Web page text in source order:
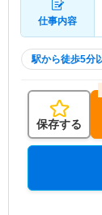
仕事内容
駅から徒歩5分
保存する